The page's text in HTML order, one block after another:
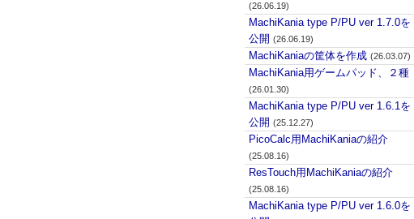
(26.06.19)
MachiKania type P/PU ver 1.7.0を
公開 (26.06.19)
MachiKaniaの筐体を作成 (26.03.07)
MachiKania用ゲームパッド、２種
(26.01.30)
MachiKania type P/PU ver 1.6.1を
公開 (25.12.27)
PicoCalc用MachiKaniaの紹介
(25.08.16)
ResTouch用MachiKaniaの紹介
(25.08.16)
MachiKania type P/PU ver 1.6.0を